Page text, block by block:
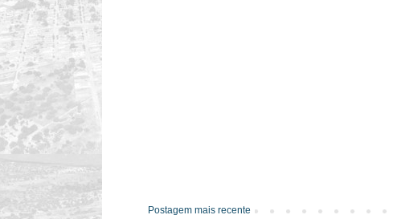
Postagem mais recente